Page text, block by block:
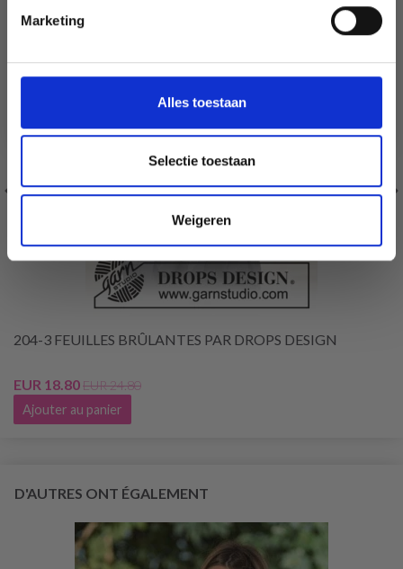
Marketing
Alles toestaan
Selectie toestaan
Weigeren
204-3 FEUILLES BRÛLANTES PAR DROPS DESIGN
EUR 18.80EUR 24.80
Ajouter au panier
D'AUTRES ONT ÉGALEMENT
Wil je liever nieuws ontvangen over onze
Nederlands?